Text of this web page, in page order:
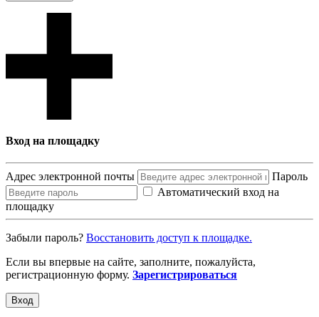
Вход на площадку
Адрес электронной почты
Пароль
Автоматический вход на
площадку
Забыли пароль? Восcтановить доступ к площадке.
Если вы впервые на сайте, заполните, пожалуйста,
регистрационную форму. Зарегистрироваться
Вход